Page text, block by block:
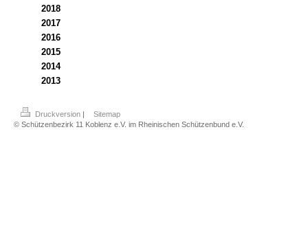
2018
2017
2016
2015
2014
2013
Druckversion |
Sitemap
© Schützenbezirk 11 Koblenz e.V. im Rheinischen Schützenbund e.V.